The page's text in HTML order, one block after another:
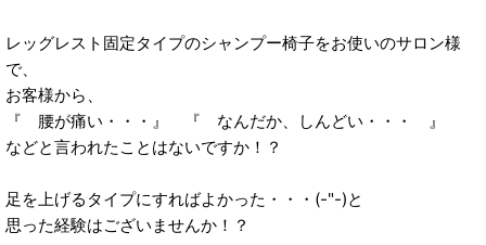
レッグレスト固定タイプのシャンプー椅子をお使いのサロン様
で、
お客様から、
『 腰が痛い・・・』 『 なんだか、しんどい・・・ 』
などと言われたことはないですか！？
足を上げるタイプにすればよかった・・・(-"-)と
思った経験はございませんか！？